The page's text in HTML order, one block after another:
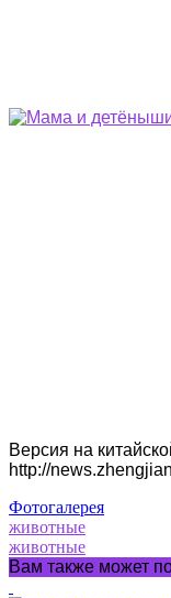
Версия на
http://
Фотогалерея
животные
животные
Вам также может